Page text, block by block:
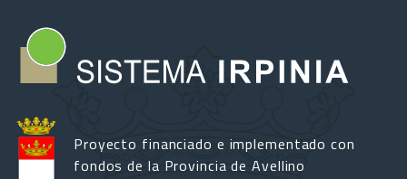
Proyecto financiado e implementado con
fondos de la Provincia de Avellino